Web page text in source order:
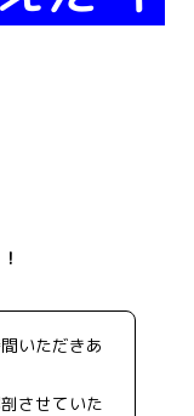
いただきあ
させていた